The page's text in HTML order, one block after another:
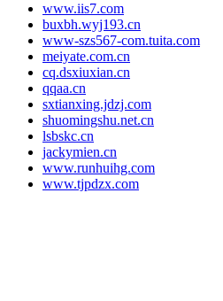
www.iis7.com
buxbh.wyj193.cn
www-szs567-com.tuita.com
meiyate.com.cn
cq.dsxiuxian.cn
qqaa.cn
sxtianxing.jdzj.com
shuomingshu.net.cn
lsbskc.cn
jackymien.cn
www.runhuihg.com
www.tjpdzx.com